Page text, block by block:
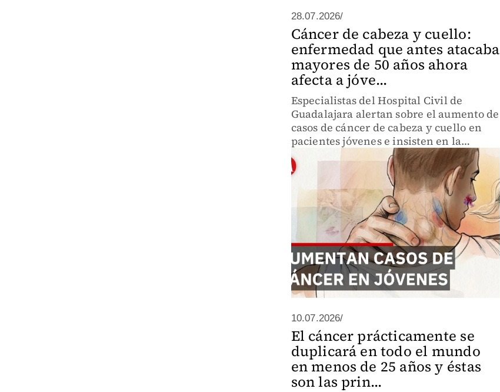
28.07.2026/
Cáncer de cabeza y cuello:
enfermedad que antes atacaba
mayores de 50 años ahora
afecta a jóve...
Especialistas del Hospital Civil de
Guadalajara alertan sobre el aumento de
casos de cáncer de cabeza y cuello en
pacientes jóvenes e insisten en la
importancia del diagnóstico oportuno.
10.07.2026/
El cáncer prácticamente se
duplicará en todo el mundo
en menos de 25 años y éstas
son las prin...